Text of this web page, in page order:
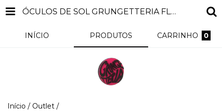
ÓCULOS DE SOL GRUNGETTERIA FLOWER POWER MAGENTA
INÍCIO PRODUTOS CARRINHO 0
Início / Outlet /